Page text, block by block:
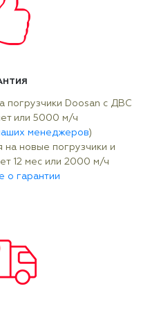
погрузчики Doosan с ДВС
или 5000 м/ч
менеджеров)
на новые погрузчики и
12 мес или 2000 м/ч
о гарантии